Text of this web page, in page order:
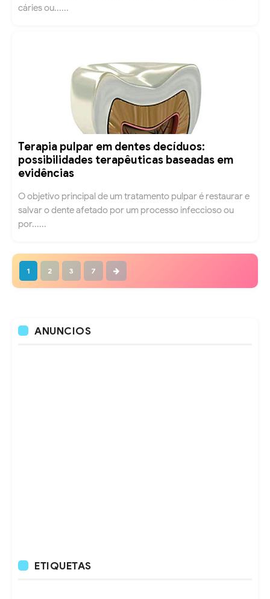
cáries ou......
Terapia pulpar em dentes decíduos:
possibilidades terapêuticas baseadas em
evidências
O objetivo principal de um tratamento pulpar é restaurar e
salvar o dente afetado por um processo infeccioso ou
por......
1 2 3 7
ANUNCIOS
ETIQUETAS